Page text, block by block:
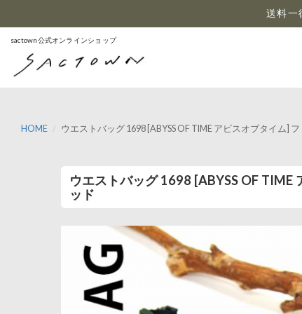
送料一
sactown公式オンラインショップ
HOME ウエストバッグ 1698 [ABYSS OF TIME アビスオブタイム]
ウエストバッグ 1698 [ABYSS OF TIME
ッド